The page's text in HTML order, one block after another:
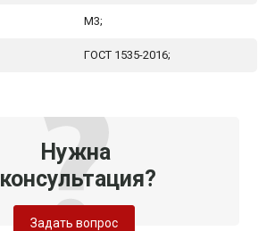
М3;
ГОСТ 1535-2016;
Нужна
консультация?
Задать вопрос